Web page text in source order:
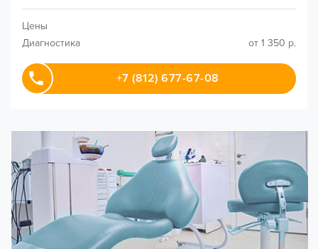
Цены
Диагностика
от 1 350 р.
+7 (812) 677-67-08